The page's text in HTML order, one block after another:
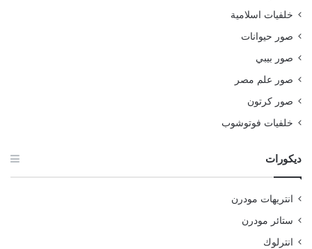
خلفيات اسلامية
صور حيوانات
صور بيبي
صور علم مصر
صور كرتون
خلفيات فوتوشوب
ديكورات
انتريهات مودرن
ستائر مودرن
انترلوك